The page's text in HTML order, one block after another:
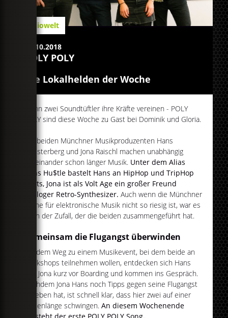
Radiowelt
21.10.2018
POLY POLY
Die Lokalhelden der Woche
Wenn zwei Soundtüftler ihre Kräfte vereinen - POLY
POLY sind diese Woche zu Gast bei Dominik und Gloria.
Die beiden Münchner Musikproduzenten Hans
Heusterberg und Jona Raischl machen unabhängig
voneinander schon länger Musik. Unter dem Alias
Hans Hu$tle bastelt Hans an HipHop und TripHop
Beats, Jona ist als Volt Age ein großer Freund
analoger Retro-Synthesizer. Auch wenn die Münchner
Szene für elektronische Musik nicht so riesig ist, war es
doch der Zufall, der die beiden zusammengeführt hat.
Gemeinsam die Flugangst überwinden
Auf dem Weg zu einem Musikevent, bei dem beide an
Workshops teilnehmen wollen, entdecken sich Hans
und Jona kurz vor Boarding und kommen ins Gespräch.
Nachdem Jona Hans noch Tipps gegen seine Flugangst
gegeben hat, ist schnell klar, dass hier zwei auf einer
Wellenlänge schwingen.An diesem Wochenende